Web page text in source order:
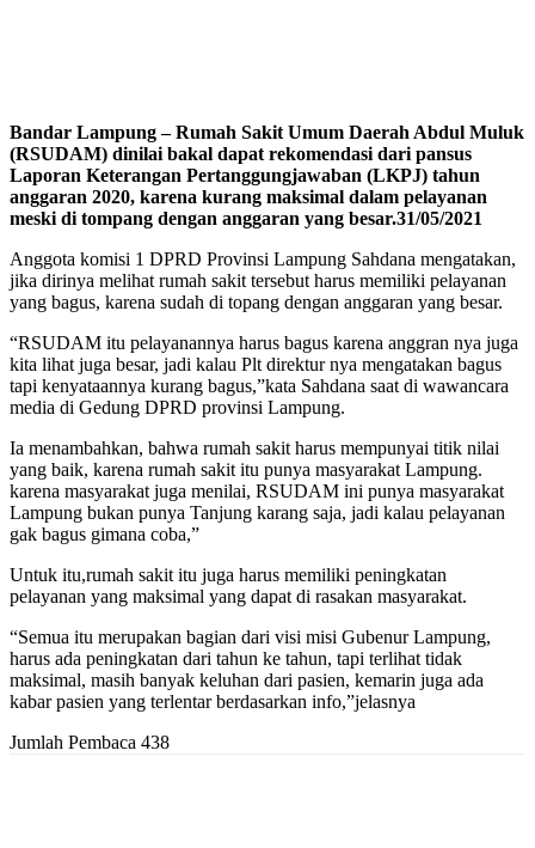
Bandar Lampung – Rumah Sakit Umum Daerah Abdul Muluk
(RSUDAM) dinilai bakal dapat rekomendasi dari pansus
Laporan Keterangan Pertanggungjawaban (LKPJ) tahun
anggaran 2020, karena kurang maksimal dalam pelayanan
meski di tompang dengan anggaran yang besar.31/05/2021
Anggota komisi 1 DPRD Provinsi Lampung Sahdana mengatakan,
jika dirinya melihat rumah sakit tersebut harus memiliki pelayanan
yang bagus, karena sudah di topang dengan anggaran yang besar.
“RSUDAM itu pelayanannya harus bagus karena anggran nya juga
kita lihat juga besar, jadi kalau Plt direktur nya mengatakan bagus
tapi kenyataannya kurang bagus,”kata Sahdana saat di wawancara
media di Gedung DPRD provinsi Lampung.
Ia menambahkan, bahwa rumah sakit harus mempunyai titik nilai
yang baik, karena rumah sakit itu punya masyarakat Lampung.
karena masyarakat juga menilai, RSUDAM ini punya masyarakat
Lampung bukan punya Tanjung karang saja, jadi kalau pelayanan
gak bagus gimana coba,”
Untuk itu,rumah sakit itu juga harus memiliki peningkatan
pelayanan yang maksimal yang dapat di rasakan masyarakat.
“Semua itu merupakan bagian dari visi misi Gubenur Lampung,
harus ada peningkatan dari tahun ke tahun, tapi terlihat tidak
maksimal, masih banyak keluhan dari pasien, kemarin juga ada
kabar pasien yang terlentar berdasarkan info,”jelasnya
Jumlah Pembaca 438